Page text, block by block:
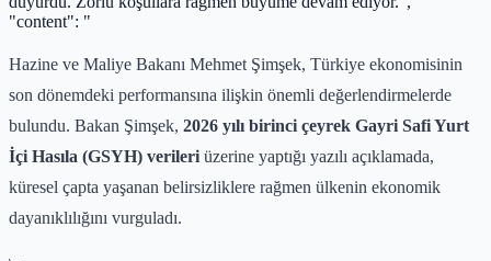
"content": "
Hazine ve Maliye Bakanı Mehmet Şimşek, Türkiye ekonomisinin
son dönemdeki performansına ilişkin önemli değerlendirmelerde
bulundu. Bakan Şimşek, 2026 yılı birinci çeyrek Gayri Safi Yurt
İçi Hasıla (GSYH) verileri üzerine yaptığı yazılı açıklamada,
küresel çapta yaşanan belirsizliklere rağmen ülkenin ekonomik
dayanıklılığını vurguladı.